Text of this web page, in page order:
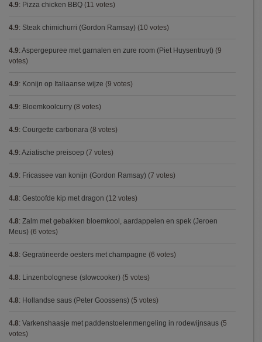
4.9: Pizza chicken BBQ (11 votes)
4.9: Steak chimichurri (Gordon Ramsay) (10 votes)
4.9: Aspergepuree met garnalen en zure room (Piet Huysentruyt) (9
votes)
4.9: Konijn op Italiaanse wijze (9 votes)
4.9: Bloemkoolcurry (8 votes)
4.9: Courgette carbonara (8 votes)
4.9: Aziatische preisoep (7 votes)
4.9: Fricassee van konijn (Gordon Ramsay) (7 votes)
4.8: Gestoofde kip met dragon (12 votes)
4.8: Zalm met gebakken bloemkool, aardappelen en spek (Jeroen
Meus) (6 votes)
4.8: Gegratineerde oesters met champagne (6 votes)
4.8: Linzenbolognese (slowcooker) (5 votes)
4.8: Hollandse saus (Peter Goossens) (5 votes)
4.8: Varkenshaasje met paddenstoelenmengeling in rodewijnsaus (5
votes)